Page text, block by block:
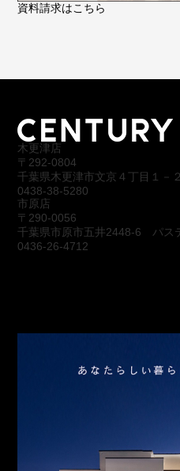
資料請求はこちら
木更津店
〒292-0804
千葉県木更津市文京４丁目１－
0438-38-5280
市原店
〒290-0056
千葉県市原市五井2448-6 パス
0436-26-4712